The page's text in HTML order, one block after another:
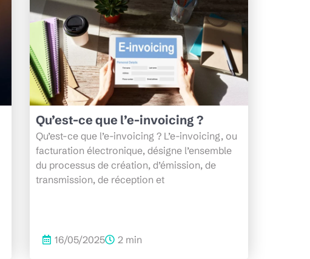
Qu’est-ce que l’e-invoicing ?
Qu’est-ce que l’e-invoicing ? L’e-invoicing, ou
facturation électronique, désigne l’ensemble
du processus de création, d’émission, de
transmission, de réception et
16/05/2025 2 min